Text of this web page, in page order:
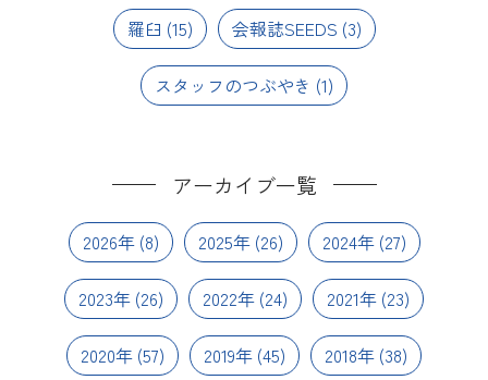
羅臼 (15) 会報誌SEEDS (3)
スタッフのつぶやき (1)
アーカイブ一覧
2026年(8) 2025年(26) 2024年(27)
2023年 (26) 2022年 (24) 2021年 (23)
2020年 (57) 2019年 (45) 2018年 (38)